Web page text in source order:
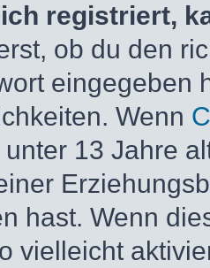
registriert,
ob du den
eingegeben
Wenn
13 Jahre
hast. Wenn
vielleicht